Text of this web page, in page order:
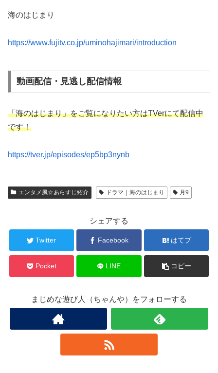
海のはじまり
https://www.fujitv.co.jp/uminohajimari/introduction
動画配信・見逃し配信情報
「海のはじまり」をご覧になりたい方はTVerにて配信中
です！
https://tver.jp/episodes/ep5bp3nynb
エンタメ風☆あらすじ紹介 ドラマ｜海のはじまり 月9
シェアする
Twitter Facebook はてブ
Pocket LINE コピー
まじめな遊び人（ちゃんや）をフォローする